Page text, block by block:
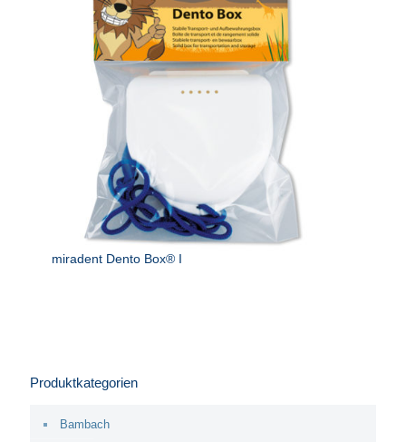
miradent Dento Box® I
Produktkategorien
Bambach